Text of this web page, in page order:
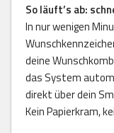
So läuft’s ab:
In nur wenigen
deine
das System
direkt über dein
Kein Papierkram,